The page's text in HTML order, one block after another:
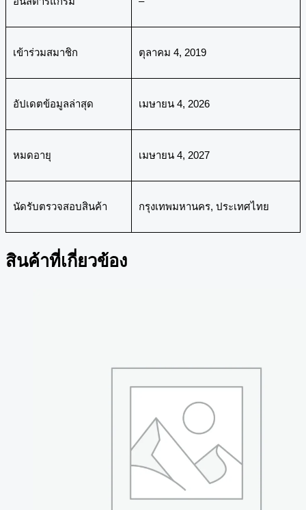
เข้าร่วมสมาชิก ตุลาคม 4, 2019
อัปเดตข้อมูลล่าสุด เมษายน 4, 2026
หมดอายุ เมษายน 4, 2027
นัดรับตรวจสอบสินค้า กรุงเทพมหานคร, ประเทศไทย
สินค้าที่เกี่ยวข้อง